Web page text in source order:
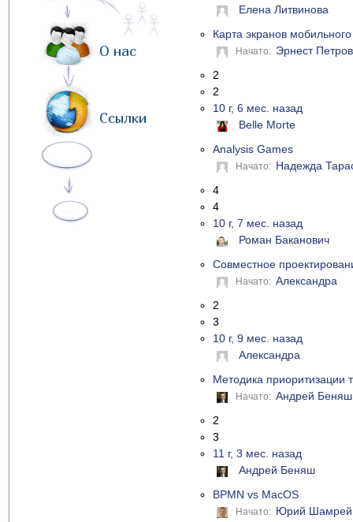
О нас
Ссылки
Елена Литвинова
Карта экранов
Начато: Эрнест
2
2
10 г, 6 мес. назад
Belle Morte
Analysis Games
Начато: Надежда
4
4
10 г, 7 мес. назад
Роман Баканович
Совместное
Начато: Александра
2
3
10 г, 9 мес. назад
Александра
Методика приоритизации
Начато: Андрей Беняш
2
3
11 г, 3 мес. назад
Андрей Беняш
BPMN vs MacOS
Начато: Юрий Шамрей